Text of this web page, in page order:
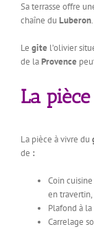
Sa terrasse offre
chaîne du Luberon.
Le gite l’olivier
de laProvence
La
La pièce à vivre du
de :
Coin
en
Plafond à
Carrelage